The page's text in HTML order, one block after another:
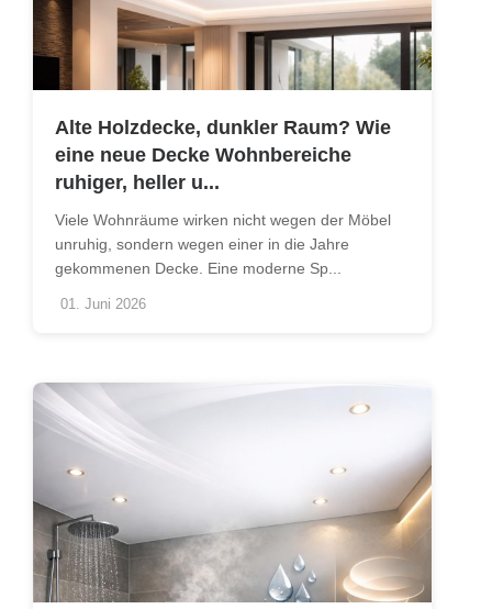
Alte Holzdecke, dunkler Raum? Wie
eine neue Decke Wohnbereiche
ruhiger, heller u...
Viele Wohnräume wirken nicht wegen der Möbel
unruhig, sondern wegen einer in die Jahre
gekommenen Decke. Eine moderne Sp...
01. Juni 2026